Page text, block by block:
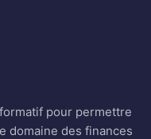
pour permettre
domaine des finances